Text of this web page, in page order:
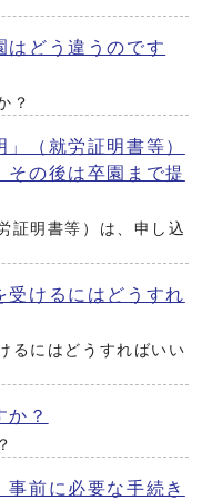
はどう違うのです
？
」（就労証明書等）
その後は卒園まで提
証明書等）は、申し込
受けるにはどうすれ
るにはどうすればいい
か？
事前に必要な手続き